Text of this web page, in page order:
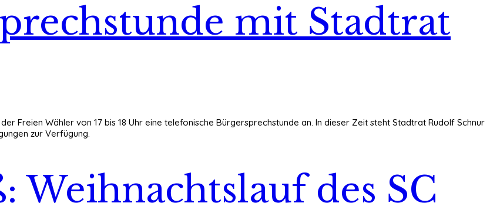
mit Stadtrat
Freien Wähler von 17 bis 18 Uhr eine telefonische Bürgersprechstunde an. In dieser Zeit steht Stadtrat Rudolf Schnur
zur Verfügung.
Weihnachtslauf des SC